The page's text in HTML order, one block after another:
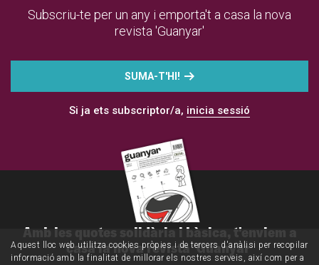
Subscriu-te per un any i emporta't a casa la nova
revista 'Guanyar'
SUMA-T'HI!
Si ja ets subscriptor/a, inicia sessió
Amb les quotes solidària i bàsica, t'enviem a
casa la nova revista 'Guanyar'
Aquest lloc web utilitza cookies pròpies i de tercers d'anàlisi per recopilar
informació amb la finalitat de millorar els nostres serveis, així com per a